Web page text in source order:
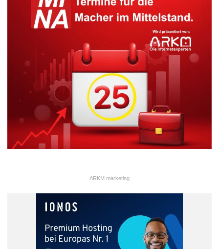
Automobil- und Industriearbeitsplätze
Gewerkschaft IG Metall
Opel Sanierungsplan
Tariferhöhungen
ARKM.marketing